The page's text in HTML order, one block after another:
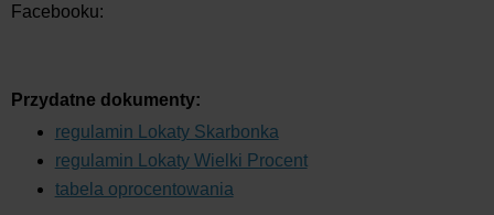
Facebooku:
Przydatne dokumenty:
regulamin Lokaty Skarbonka
regulamin Lokaty Wielki Procent
tabela oprocentowania